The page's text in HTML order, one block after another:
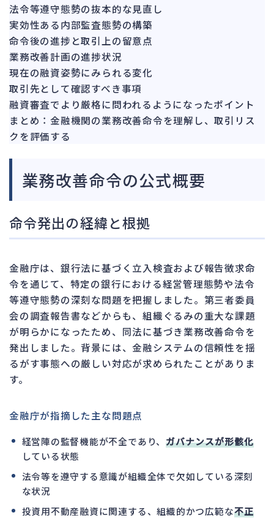
手続 664
法的整理 449
債権者対応 19
換価・競売 54
法令等遵守態勢の抜本的な見直し
実効性ある内部監査態勢の構築
命令後の進捗と取引上の留意点
業務改善計画の進捗状況
現在の融資姿勢にみられる変化
取引先として確認すべき事項
融資審査でより厳格に問われるようになったポイント
まとめ：金融機関の業務改善命令を理解し、取引リス
クを評価する
業務改善命令の公式概要
命令発出の経緯と根拠
金融庁は、銀行法に基づく立入検査および報告徴求命
令を通じて、特定の銀行における経営管理態勢や法令
等遵守態勢の深刻な問題を把握しました。第三者委員
会の調査報告書などからも、組織ぐるみの重大な課題
が明らかになったため、同法に基づき業務改善命令を
発出しました。背景には、金融システムの信頼性を揺
るがす事態への厳しい対応が求められたことがありま
す。
金融庁が指摘した主な問題点
経営陣の監督機能が不全であり、ガバナンスが形骸化
している状態
法令等を遵守する意識が組織全体で欠如している深刻
な状況
投資用不動産融資に関連する、組織的かつ広範な不正